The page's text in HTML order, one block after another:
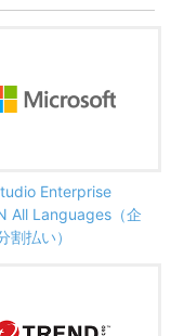
Enterprise
All Languages（企
割払い）